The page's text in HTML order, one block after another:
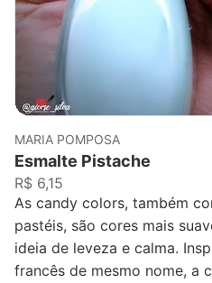
MARIA POMPOSA
Esmalte Pistache
R$ 6,15
As candy colors, também
pastéis, são cores mais
ideia de leveza e calma.
francês de mesmo nome, a